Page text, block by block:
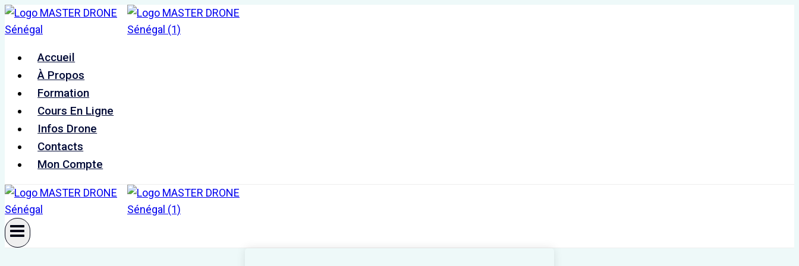
Aller
au
Accueil
À Propos
Formation
Cours En Ligne
Infos Drone
Contacts
Mon Compte